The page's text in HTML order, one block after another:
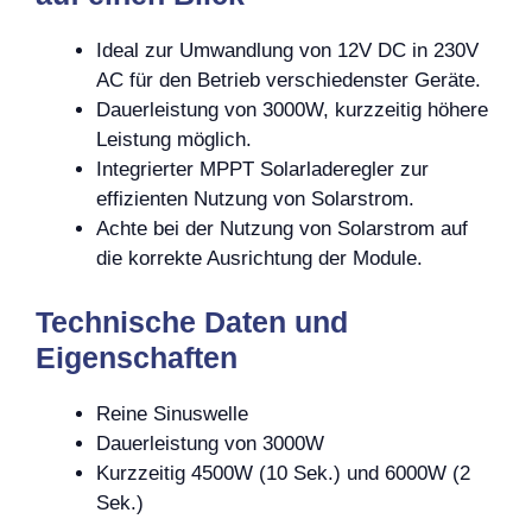
Ideal zur Umwandlung von 12V DC in 230V
AC für den Betrieb verschiedenster Geräte.
Dauerleistung von 3000W, kurzzeitig höhere
Leistung möglich.
Integrierter MPPT Solarladeregler zur
effizienten Nutzung von Solarstrom.
Achte bei der Nutzung von Solarstrom auf
die korrekte Ausrichtung der Module.
Technische Daten und
Eigenschaften
Reine Sinuswelle
Dauerleistung von 3000W
Kurzzeitig 4500W (10 Sek.) und 6000W (2
Sek.)